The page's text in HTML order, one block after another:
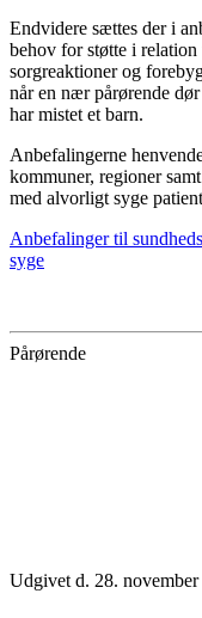
Endvidere sættes der i
behov for støtte i
sorgreaktioner og
når en nær pårørende
har mistet et barn.
Anbefalingerne
kommuner, regioner
med alvorligt syge
Anbefalinger til
syge
Pårørende
Udgivet d. 28.